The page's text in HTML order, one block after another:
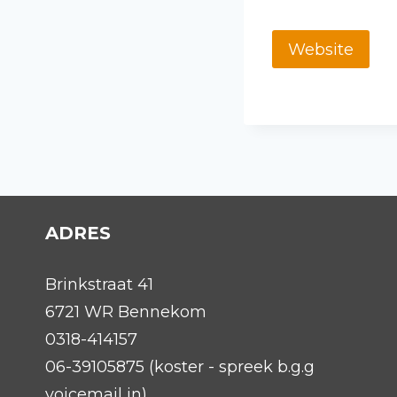
Website
ADRES
Brinkstraat 41
6721 WR Bennekom
0318-414157
06-39105875 (koster - spreek b.g.g